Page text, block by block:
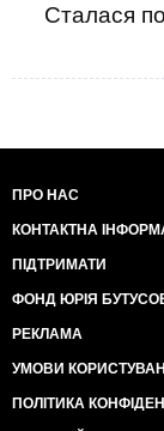
Сталася
ПРО НАС
КОНТАКТНА
ПІДТРИМАТИ
ФОНД ЮРІЯ
РЕКЛАМА
УМОВИ
ПОЛІТИКА